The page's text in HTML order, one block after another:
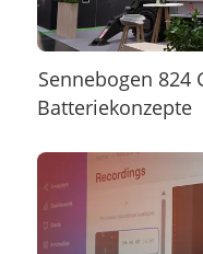
Sennebogen 824
Batteriekonzepte